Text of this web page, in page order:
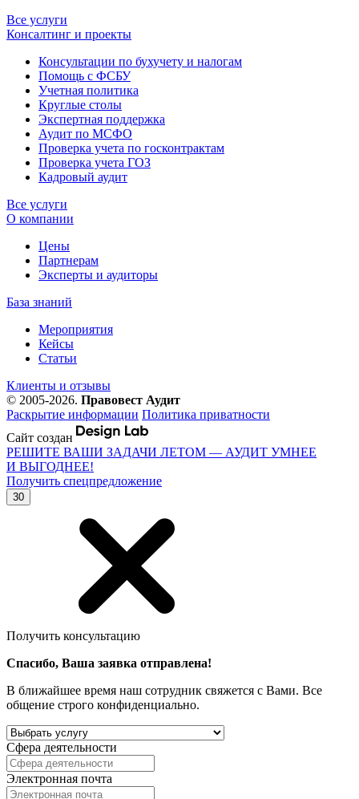
Все услуги
Консалтинг и проекты
Консультации по бухучету и налогам
Помощь с ФСБУ
Учетная политика
Круглые столы
Экспертная поддержка
Аудит по МСФО
Проверка учета по госконтрактам
Проверка учета ГОЗ
Кадровый аудит
Все услуги
О компании
Цены
Партнерам
Эксперты и аудиторы
База знаний
Мероприятия
Кейсы
Статьи
Клиенты и отзывы
© 2005-2026. Правовест Аудит
Раскрытие информации Политика приватности
Сайт создан
РЕШИТЕ ВАШИ ЗАДАЧИ ЛЕТОМ — АУДИТ УМНЕЕ
И ВЫГОДНЕЕ!
Получить спецпредложение
30
Получить консультацию
Спасибо, Ваша заявка отправлена!
В ближайшее время наш сотрудник свяжется с Вами. Все
общение строго конфиденциально.
Сфера деятельности
Электронная почта